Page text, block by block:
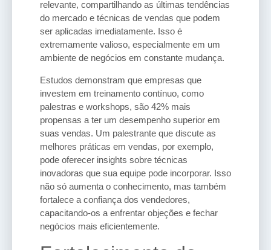
relevante, compartilhando as últimas tendências
do mercado e técnicas de vendas que podem
ser aplicadas imediatamente. Isso é
extremamente valioso, especialmente em um
ambiente de negócios em constante mudança.
Estudos demonstram que empresas que
investem em treinamento contínuo, como
palestras e workshops, são 42% mais
propensas a ter um desempenho superior em
suas vendas. Um palestrante que discute as
melhores práticas em vendas, por exemplo,
pode oferecer insights sobre técnicas
inovadoras que sua equipe pode incorporar. Isso
não só aumenta o conhecimento, mas também
fortalece a confiança dos vendedores,
capacitando-os a enfrentar objeções e fechar
negócios mais eficientemente.